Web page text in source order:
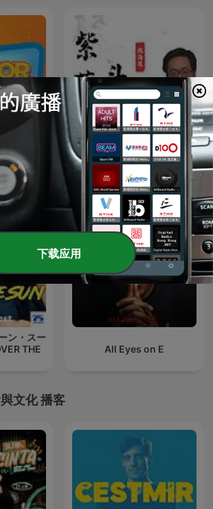
倪海廈 紫微鬥數
ン・スー
THE
All Eyes on E
文化 播客
下载应用